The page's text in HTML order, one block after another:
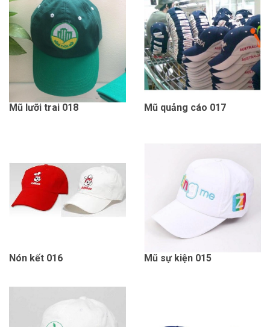
Mũ lưỡi trai 018 Mũ quảng cáo 017
Nón kết 016 Mũ sự kiện 015